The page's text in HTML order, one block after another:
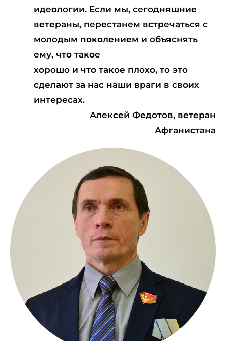
идеологии. Если мы, сегодняшние
ветераны, перестанем встречаться с
молодым поколением и объяснять
ему, что такое
хорошо и что такое плохо, то это
сделают за нас наши враги в своих
интересах.
Алексей Федотов, ветеран
Афганистана